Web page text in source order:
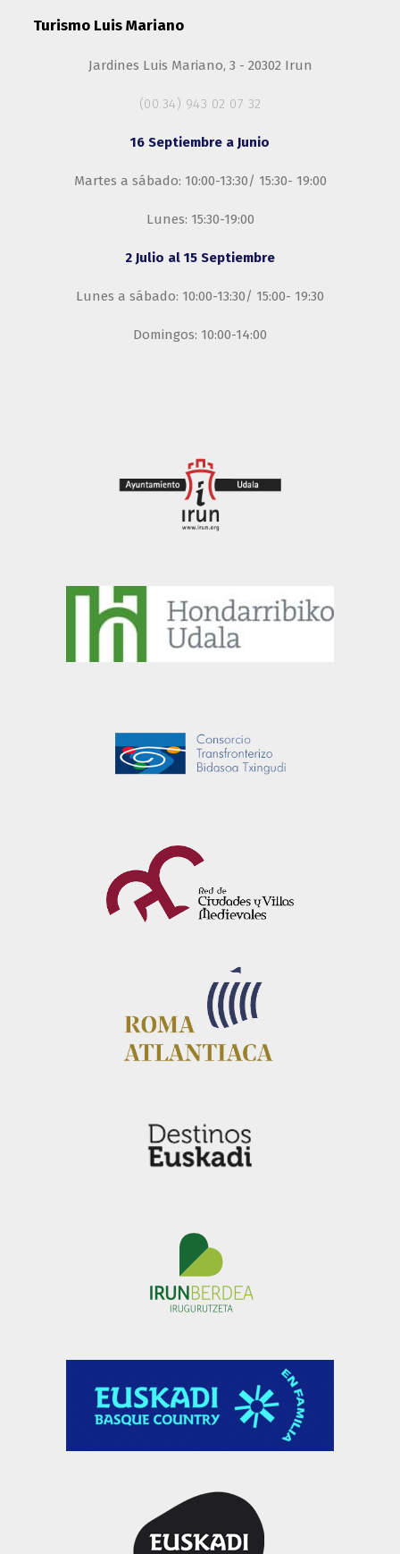
Turismo Luis Mariano
Jardines Luis Mariano, 3 - 20302 Irun
(00.34) 943 02 07 32
16 Septiembre a Junio
Martes a sábado: 10:00-13:30/ 15:30- 19:00
Lunes: 15:30-19:00
2 Julio al 15 Septiembre
Lunes a sábado: 10:00-13:30/ 15:00- 19:30
Domingos: 10:00-14:00